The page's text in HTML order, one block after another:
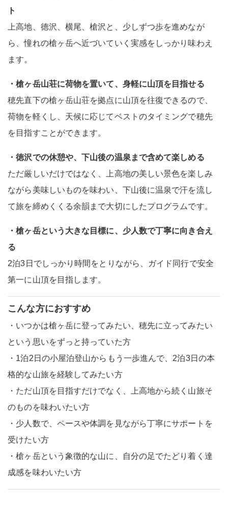
ト
上高地、徳沢、横尾、槍沢と、少しずつ歩を進めなが
ら、憧れの槍ヶ岳へ近づいていく実感をしっかり味わえ
ます。
・槍ヶ岳山荘に荷物を置いて、身軽に山頂を目指せる
穂先直下の槍ヶ岳山荘を拠点に山頂を往復できるので、
荷物を軽くし、天候に応じてベストのタイミングで穂先
を目指すことができます。
・徳沢での休憩や、下山後の温泉まで含めて楽しめる
ただ厳しいだけではなく、上高地の美しい景色を楽しみ
ながら美味しいものを味わい、下山後に温泉で汗を流し
て旅を締めくくる余韻まで大切にしたプログラムです。
・槍ヶ岳という大きな目標に、少人数で丁寧に向き合え
る
2泊3日でしっかり時間をとりながら、ガイド同行で安全
第一に山頂を目指します。
こんな方におすすめ
・いつかは槍ヶ岳に登ってみたい、穂先に立ってみたい
という思いをずっと持っていた方
・1泊2日の小屋泊登山からもう一歩進んで、2泊3日の本
格的な山旅を経験してみたい方
・ただ山頂を目指すだけでなく、上高地から続く山旅そ
のものを味わいたい方
・少人数で、ペースや体調を見ながら丁寧にサポートを
受けたい方
・槍ヶ岳という象徴的な山に、自分の足でたどり着く達
成感を味わいたい方